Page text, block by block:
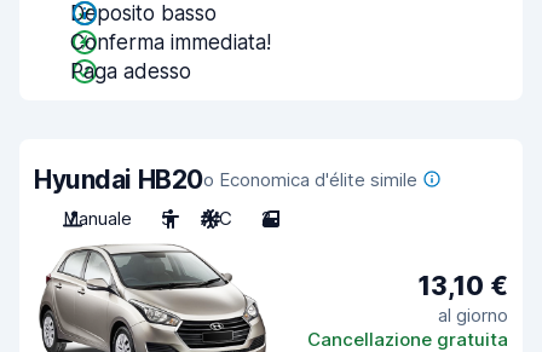
Deposito basso
Conferma immediata!
Paga adesso
Hyundai HB20o Economica d'élite simile
Manuale
5 A/C 2
13,10 €
al giorno
Cancellazione gratuita